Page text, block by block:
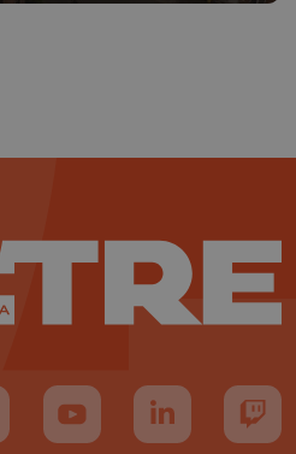
Instagram
nous sur TikTok
Suivez-nous sur YouTube
Suivez-nous